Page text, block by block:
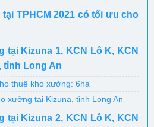
TPHCM 2021 có tối ưu cho
tại Kizuna 1, KCN Lô K, KCN
tỉnh Long An
thuê kho xưởng: 6ha
xưởng tại Kizuna, tỉnh Long An
tại Kizuna 2, KCN Lô K, KCN